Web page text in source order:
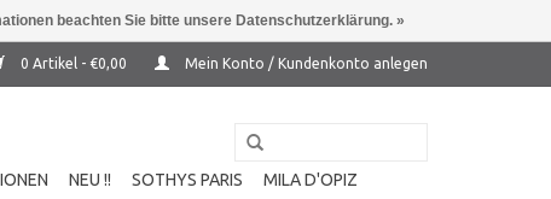
0 Artikel - €0,00 Mein Konto / Kundenkonto anlegen
NEU !! SOTHYS PARIS
MILA D'OPIZ
beachten Sie bitte unsere Datenschutzerklärung. »